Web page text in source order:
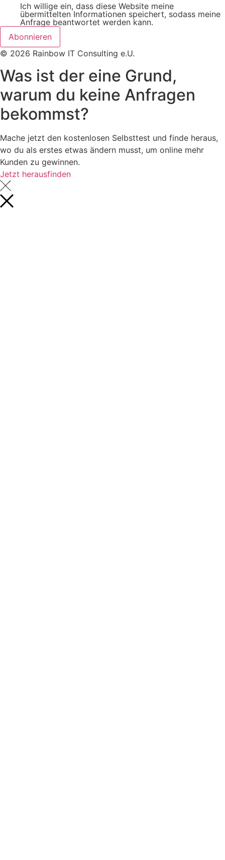
Ich willige ein, dass diese Website meine
übermittelten Informationen speichert, sodass meine
Anfrage beantwortet werden kann.
Abonnieren
© 2026 Rainbow IT Consulting e.U.
Was ist der eine Grund,
warum du keine Anfragen
bekommst?
Mache jetzt den kostenlosen Selbsttest und finde heraus,
wo du als erstes etwas ändern musst, um online mehr
Kunden zu gewinnen.
Jetzt herausfinden